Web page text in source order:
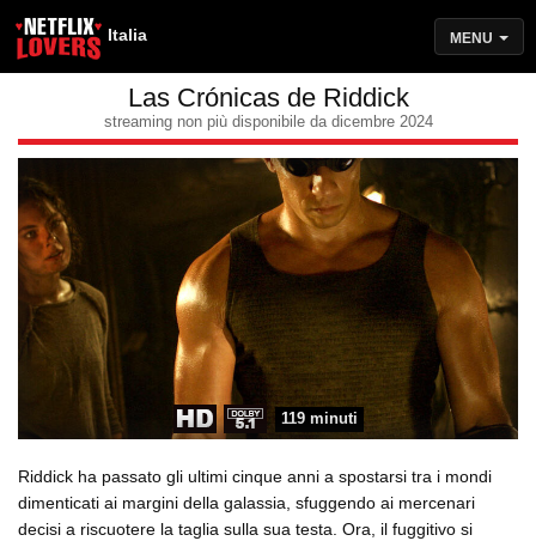
Italia MENU
Las Crónicas de Riddick
streaming non più disponibile da dicembre 2024
119 minuti
Riddick ha passato gli ultimi cinque anni a spostarsi tra i mondi
dimenticati ai margini della galassia, sfuggendo ai mercenari
decisi a riscuotere la taglia sulla sua testa. Ora, il fuggitivo si